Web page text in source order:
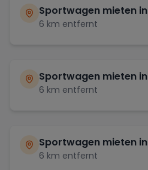
Sportwagen mieten in
6 km entfernt
Sportwagen mieten in
6 km entfernt
Sportwagen mieten in
6 km entfernt